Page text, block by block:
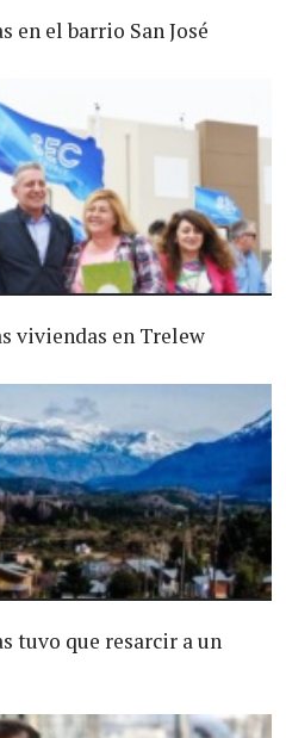
en el barrio San José
viviendas en Trelew
tuvo que resarcir a un